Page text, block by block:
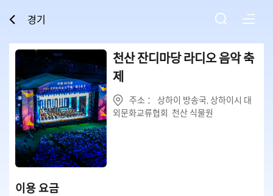
경기
천산 잔디마당 라디오 음악 축
제
주소 ： 상하이 방송국, 상하이시 대
외문화교류협회 천산 식물원
이용 요금